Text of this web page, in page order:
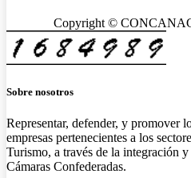
Copyright ©
Sobre nosotros
Representar, defender, y promover
empresas pertenecientes a los
Turismo, a través de la integración
Cámaras Confederadas.